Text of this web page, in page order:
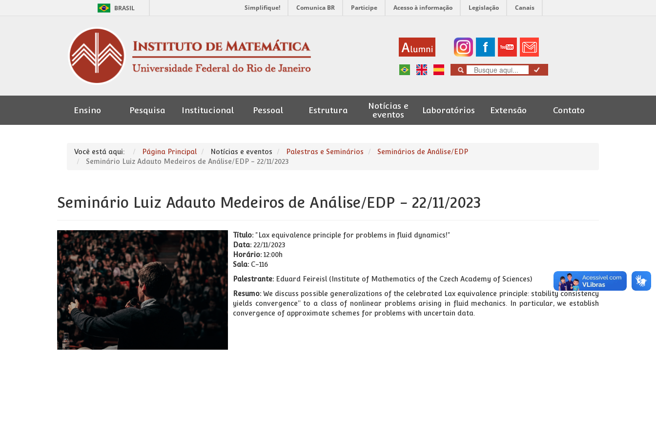
BRASIL Simplifique! Comunica BR Participe Acesso à informação Legislação Canais
Ensino Pesquisa Institucional Pessoal Estrutura
Notícias e
eventos
Laboratórios Extensão Contato
Você está aqui: Página Principal Notícias e eventos Palestras e Seminários
Seminários de Análise/EDP
Seminário Luiz Adauto Medeiros de Análise/EDP - 22/11/2023
Seminário Luiz Adauto Medeiros de Análise/EDP - 22/11/2023
Título: "Lax equivalence principle for problems in fluid dynamics!"
Data: 22/11/2023
Horário: 12:00h
Sala: C-116
Palestrante: Eduard Feireisl (Institute of Mathematics of the Czech Academy of Sciences)
Resumo: We discuss possible generalizations of the celebrated Lax equivalence principle: stability consistency
yields convergence'' to a class of nonlinear problems arising in fluid mechanics. In particular, we establish
convergence of approximate schemes for problems with uncertain data.